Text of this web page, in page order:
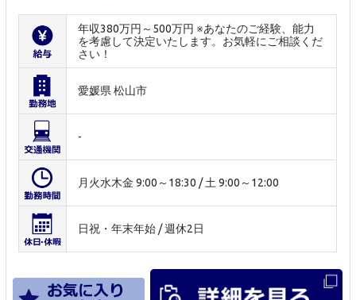
年収380万円～500万円 ※あなたのご経験、能力
を考慮して決定いたします。お気軽にご相談くだ
さい！
愛媛県 松山市
-
月火水木金 9:00～18:30 / 土 9:00～12:00
日祝・年末年始 / 週休2日